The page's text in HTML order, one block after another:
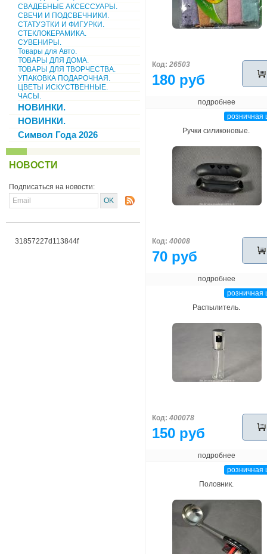
СВАДЕБНЫЕ АКСЕССУАРЫ.
СВЕЧИ И ПОДСВЕЧНИКИ.
СТАТУЭТКИ И ФИГУРКИ.
СТЕКЛОКЕРАМИКА.
СУВЕНИРЫ.
Товары для Авто.
ТОВАРЫ ДЛЯ ДОМА.
ТОВАРЫ ДЛЯ ТВОРЧЕСТВА.
УПАКОВКА ПОДАРОЧНАЯ.
ЦВЕТЫ ИСКУСТВЕННЫЕ.
ЧАСЫ.
НОВИНКИ.
НОВИНКИ.
Символ Года 2026
НОВОСТИ
Подписаться на новости:
31857227d113844f
Код: 26503
180 руб
подробнее
розничная
Ручки силиконовые.
Код: 40008
70 руб
подробнее
розничная
Распылитель.
Код: 400078
150 руб
подробнее
розничная
Половник.